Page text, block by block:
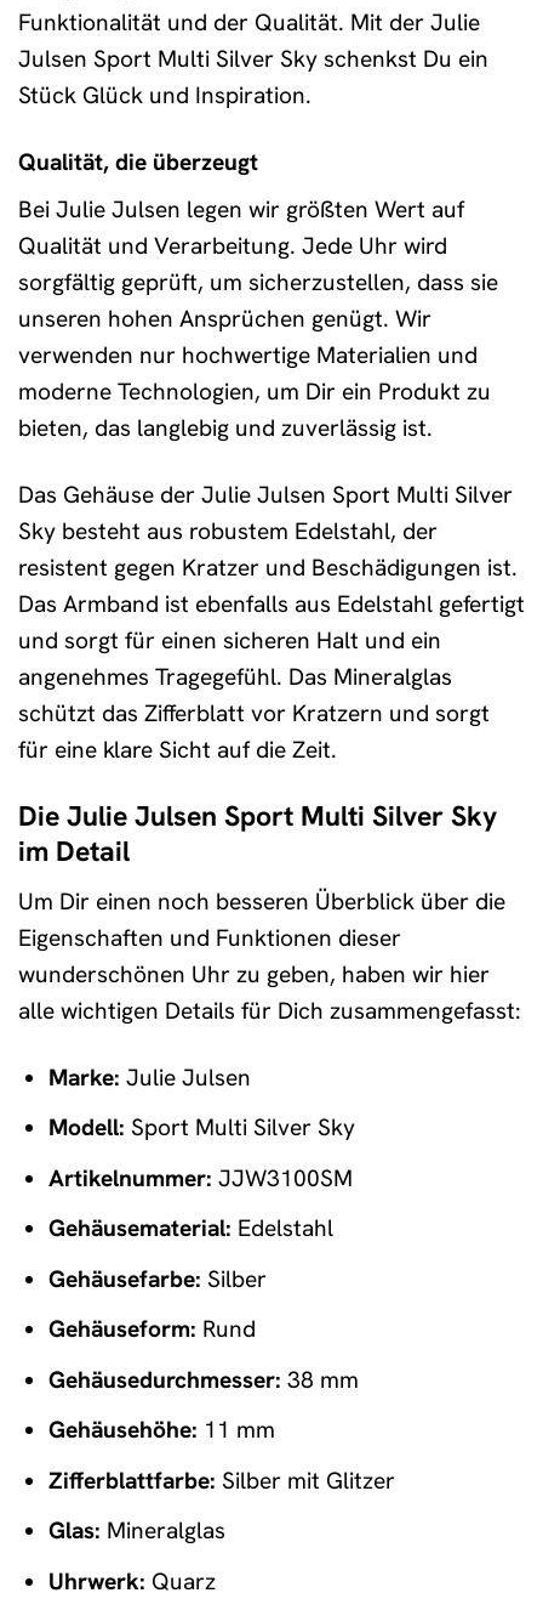
Funktionalität und der Qualität. Mit der Julie
Julsen Sport Multi Silver Sky schenkst Du ein
Stück Glück und Inspiration.
Qualität, die überzeugt
Bei Julie Julsen legen wir größten Wert auf
Qualität und Verarbeitung. Jede Uhr wird
sorgfältig geprüft, um sicherzustellen, dass sie
unseren hohen Ansprüchen genügt. Wir
verwenden nur hochwertige Materialien und
moderne Technologien, um Dir ein Produkt zu
bieten, das langlebig und zuverlässig ist.
Das Gehäuse der Julie Julsen Sport Multi Silver
Sky besteht aus robustem Edelstahl, der
resistent gegen Kratzer und Beschädigungen ist.
Das Armband ist ebenfalls aus Edelstahl gefertigt
und sorgt für einen sicheren Halt und ein
angenehmes Tragegefühl. Das Mineralglas
schützt das Zifferblatt vor Kratzern und sorgt
für eine klare Sicht auf die Zeit.
Die Julie Julsen Sport Multi Silver Sky
im Detail
Um Dir einen noch besseren Überblick über die
Eigenschaften und Funktionen dieser
wunderschönen Uhr zu geben, haben wir hier
alle wichtigen Details für Dich zusammengefasst:
Marke: Julie Julsen
Modell: Sport Multi Silver Sky
Artikelnummer: JJW3100SM
Gehäusematerial: Edelstahl
Gehäusefarbe: Silber
Gehäuseform: Rund
Gehäusedurchmesser: 38 mm
Gehäusehöhe: 11 mm
Zifferblattfarbe: Silber mit Glitzer
Glas: Mineralglas
Uhrwerk: Quarz